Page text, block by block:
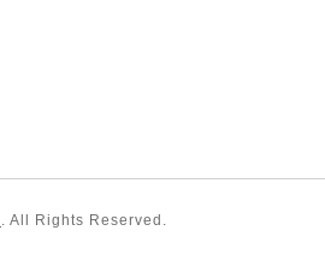
. All Rights Reserved.